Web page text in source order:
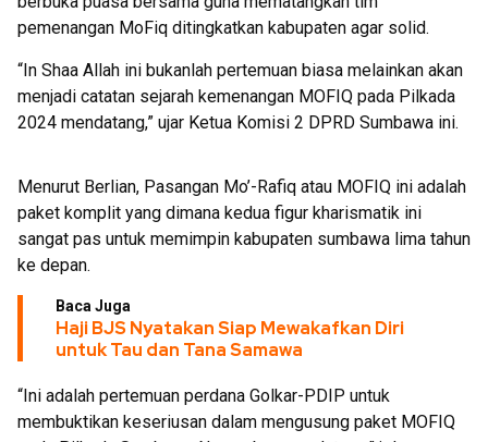
pemenangan MoFiq ditingkatkan kabupaten agar solid.
“In Shaa Allah ini bukanlah pertemuan biasa melainkan akan
menjadi catatan sejarah kemenangan MOFIQ pada Pilkada
2024 mendatang,” ujar Ketua Komisi 2 DPRD Sumbawa ini.
Menurut Berlian, Pasangan Mo’-Rafiq atau MOFIQ ini adalah
paket komplit yang dimana kedua figur kharismatik ini
sangat pas untuk memimpin kabupaten sumbawa lima tahun
ke depan.
Baca Juga
Haji BJS Nyatakan Siap Mewakafkan Diri
untuk Tau dan Tana Samawa
“Ini adalah pertemuan perdana Golkar-PDIP untuk
membuktikan keseriusan dalam mengusung paket MOFIQ